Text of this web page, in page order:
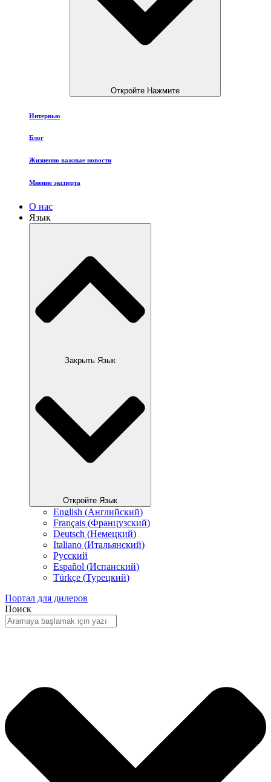
Откройте Нажмите
Интервью
Блог
Жизненно важные новости
Мнение эксперта
О нас
Язык
Закрыть Язык
Откройте Язык
English (Английский)
Français (Французский)
Deutsch (Немецкий)
Italiano (Итальянский)
Русский
Español (Испанский)
Türkçe (Турецкий)
Портал для дилеров
Поиск